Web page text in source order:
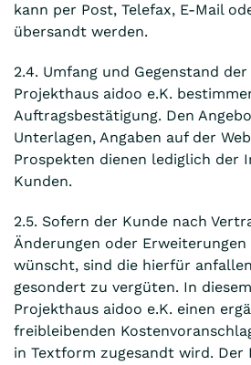
kann per Post, Telefax, E-Mail
übersandt werden.
2.4. Umfang und Gegenstand
Projekthaus aidoo e.K.
Auftragsbestätigung. Den
Unterlagen, Angaben auf der
Prospekten dienen lediglich der
Kunden.
2.5. Sofern der Kunde nach
Änderungen oder Erweiterungen
wünscht, sind die hierfür
gesondert zu vergüten. In
Projekthaus aidoo e.K. einen
freibleibenden
in Textform zugesandt wird. Der